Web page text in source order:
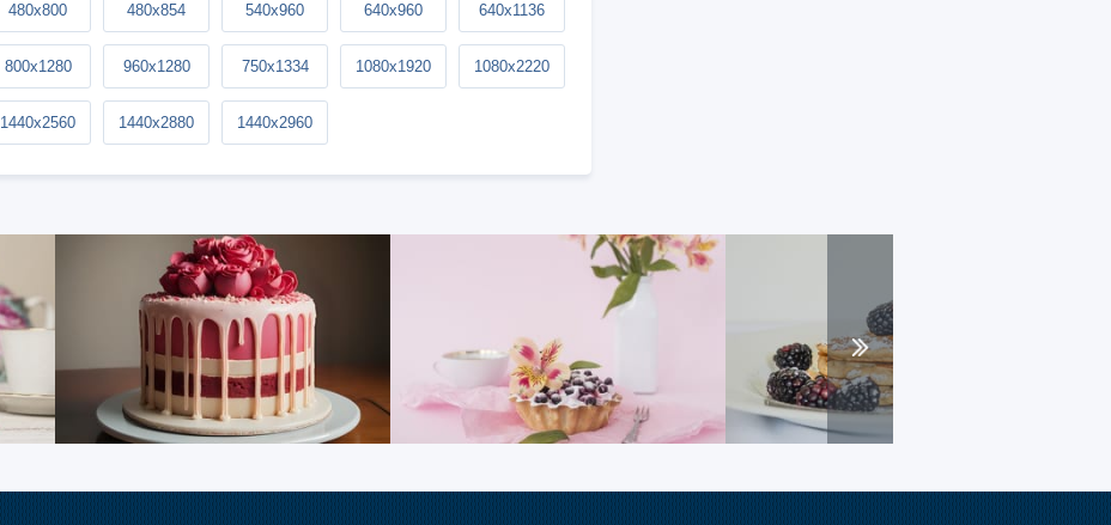
480x800 480x854 540x960 640x960 640x1136
800x1280 960x1280 750x1334 1080x1920 1080x2220
1440x2560 1440x2880 1440x2960